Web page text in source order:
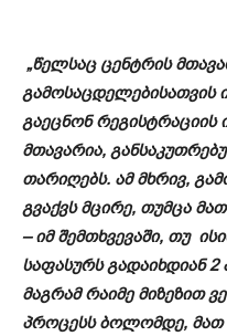
„წელსაც ცენტრის
გამოსაცდელებისათვის
გაეცნონ რეგისტრაციის
მთავარია,
თარიღებს. ამ მხრივ,
გვაქვს მცირე, თუმცა
– იმ შემთხვევაში, თუ
საფასურს გადაიხდიან
მაგრამ რაიმე მიზეზით
პროცესს ბოლომდე, მათ